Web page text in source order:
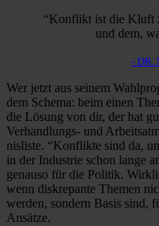
“Konflikt ist die Kluft
und dem,
- DR.
Wer jetzt aus seinem
dem Schema: beim einen
die Lösung von dir, der hat
Verhand­lungs- und
nis­liste. “Konflikte sind da,
in der Indus­trie schon lange
genauso für die Politik.
wenn diskre­pante Themen
werden, sondern Basis sind,
Ansätze.